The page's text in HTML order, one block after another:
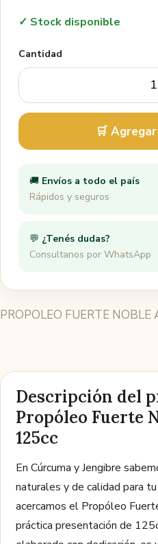
✓ Stock disponible
Cantidad
🛒
🚚 Envíos a todo el país
Rápidos y seguros
💬 ¿Tenés dudas?
Consultanos por WhatsApp
PROPOLEO FUERTE NOBLE
Descripción del
Propóleo Fuerte
125cc
En Cúrcuma y Jengibre
naturales y de calidad para
acercamos el Propóleo
práctica presentación de